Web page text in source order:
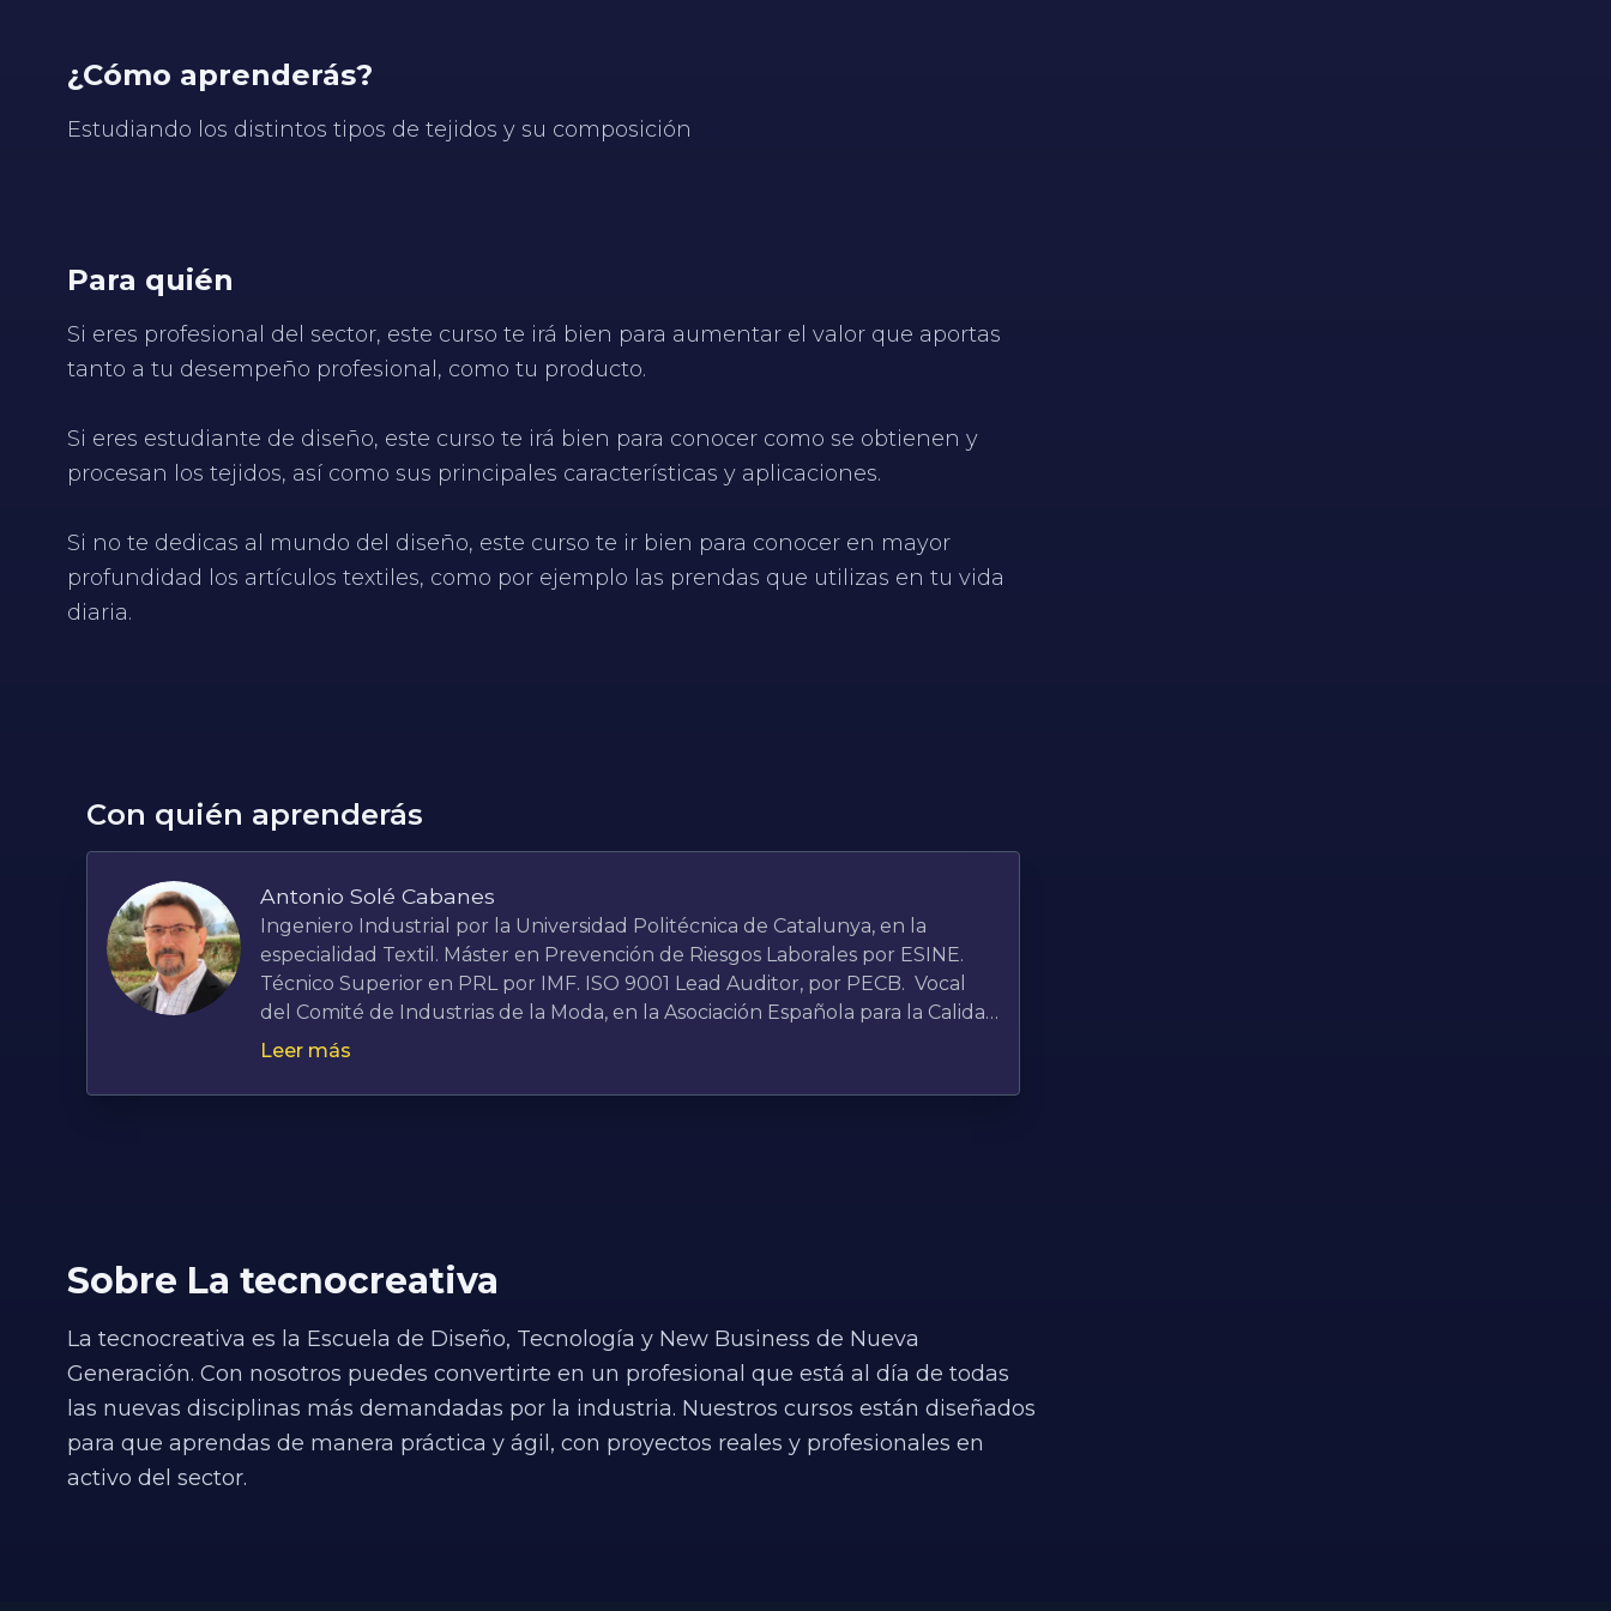
¿Cómo aprenderás?
Estudiando los distintos tipos de tejidos y su composición
Para quién
Si eres profesional del sector, este curso te irá bien para aumentar el valor que aportas
tanto a tu desempeño profesional, como tu producto.
Si eres estudiante de diseño, este curso te irá bien para conocer como se obtienen y
procesan los tejidos, así como sus principales características y aplicaciones.
Si no te dedicas al mundo del diseño, este curso te ir bien para conocer en mayor
profundidad los artículos textiles, como por ejemplo las prendas que utilizas en tu vida
diaria.
Con quién aprenderás
Antonio Solé Cabanes
Ingeniero Industrial por la Universidad Politécnica de Catalunya, en la
especialidad Textil. Máster en Prevención de Riesgos Laborales por ESINE.
Técnico Superior en PRL por IMF. ISO 9001 Lead Auditor, por PECB. Vocal
del Comité de Industrias de la Moda, en la Asociación Española para la Calidad
(AEC). Miembro de la Asociación de Técnicos de la Industria Textil (ATIT) y de
Formador, experto en Tecnología Textil, Sostenibilidad y Gestión de la
Leer más
Sobre La tecnocreativa
La tecnocreativa es la Escuela de Diseño, Tecnología y New Business de Nueva
Generación. Con nosotros puedes convertirte en un profesional que está al día de todas
las nuevas disciplinas más demandadas por la industria. Nuestros cursos están diseñados
para que aprendas de manera práctica y ágil, con proyectos reales y profesionales en
activo del sector.